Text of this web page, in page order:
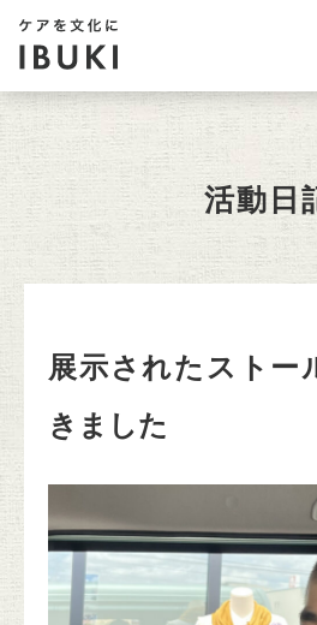
活動日
展示されたストー
きました